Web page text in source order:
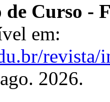
de Curso -
em:
2026.